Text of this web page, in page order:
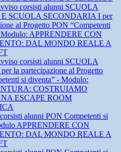
corsisti alunni SCUOLA
SCUOLA SECONDARIA I per
al Progetto PON “Competenti
Modulo: APPRENDERE CON
DAL MONDO REALE A
corsisti alunni SCUOLA
la partecipazione al Progetto
si diventa” - Modulo:
COSTRUIAMO
ESCAPE ROOM
alunni PON Competenti si
APPRENDERE CON
DAL MONDO REALE A